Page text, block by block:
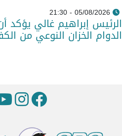
05/08/2026 - 21:30
الرئيس إبراهيم غالي يؤكد
الدوام الخزان النوعي من